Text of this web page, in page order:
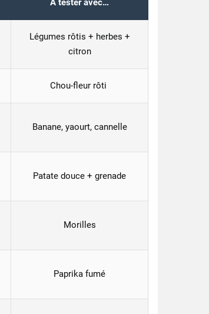
À tester avec…
Légumes rôtis + herbes +
citron
Chou-fleur rôti
Banane, yaourt, cannelle
Patate douce + grenade
Morilles
Paprika fumé